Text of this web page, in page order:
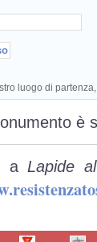
luogo di
è
a Lapide